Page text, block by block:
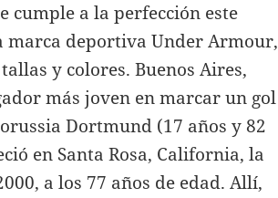
cumple a la perfección este
deportiva Under Armour,
y colores. Buenos Aires,
más joven en marcar un gol
Dortmund (17 años y 82
en Santa Rosa, California, la
a los 77 años de edad. Allí,